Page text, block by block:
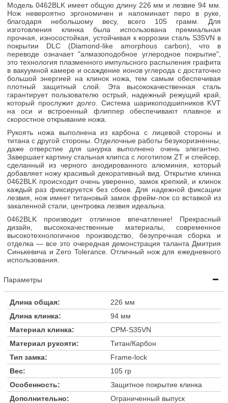
Модель 0462BLK имеет общую длину 226 мм и лезвие 94 мм.
Нож невероятно эргономичен и напоминает перо в руке,
благодаря небольшому весу, всего 105 грамм. Для
изготовления клинка была использована премиальная
прочная, износостойкая, устойчивая к коррозии сталь S35VN в
покрытии DLC (Diamond-like amorphous carbon), что в
переводе означает "алмазоподобное углеродное покрытие",
это технология плазменного импульсного распыления графита
в вакуумной камере и осаждение ионов углерода с достаточно
большой энергией на клинок ножа, тем самым обеспечивая
плотный защитный слой. Эта высококачественная сталь
гарантирует пользователю острый, надежный режущий край,
который прослужит долго. Система шарикоподшипников KVT
на оси и встроенный флиппер обеспечивают плавное и
скоростное открывание ножа.
Рукоять ножа выполнена из карбона с лицевой стороны и
титана с другой стороны. Отделочные работы безукоризненны,
даже отверстие для шнурка выполнено очень элегантно.
Завершает картину стальная клипса с логотипом ZT и спейсер,
сделанный из черного анодированного алюминия, который
добавляет ножу красивый декоративный вид. Открытие клинка
0462BLK происходит очень уверенно, замок крепкий, и клинок
каждый раз фиксируется без сбоев. Для надежной фиксации
лезвия, нож имеет титановый замок фрейм-лок со вставкой из
закаленной стали, центровка лезвия идеальна.
0462BLK производит отличное впечатление! Прекрасный
дизайн, высококачественные материалы, современное
высокотехнологичное производство, безупречная сборка и
отделка — все это очередная демонстрация таланта Дмитрия
Синькевича и Zero Tolerance. Отличный нож для ежедневного
использования.
Параметры
Длина общая:
226 мм
Длина клинка:
94 мм
Материал клинка:
CPM-S35VN
Материал рукояти:
Титан/Карбон
Тип замка:
Frame-lock
Вес:
105 гр
Особенность:
Защитное покрытие клинка
Дополнительно:
Ограниченный выпуск